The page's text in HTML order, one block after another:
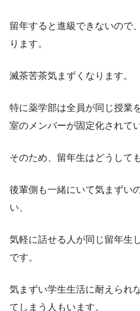
留年すると進級できないので
ります。
滅茶苦茶気まずくなります。
特に薬学部は全員が同じ授業
室のメンバーが固定化されて
そのため、留年生はどうして
後輩側も一緒にいて気まずい
い、
気軽に話せる人が同じ留年生
です。
気まずい学生生活に耐えられ
てしまう人もいます。